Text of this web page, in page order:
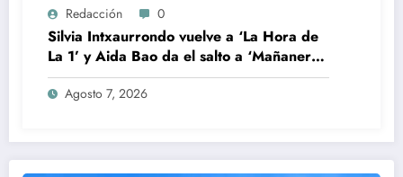
Redacción 0
Silvia Intxaurrondo vuelve a ‘La Hora de
La 1’ y Aida Bao da el salto a ‘Mañaneros
360’
Agosto 7, 2026